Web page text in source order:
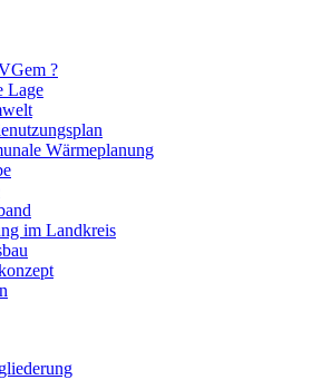
?
Lage
Wärmeplanung
im Landkreis